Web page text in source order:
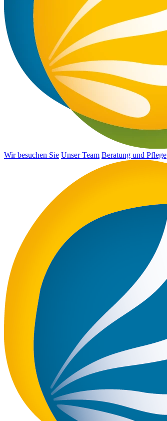
Wir besuchen Sie Unser Team Beratung und Pflege